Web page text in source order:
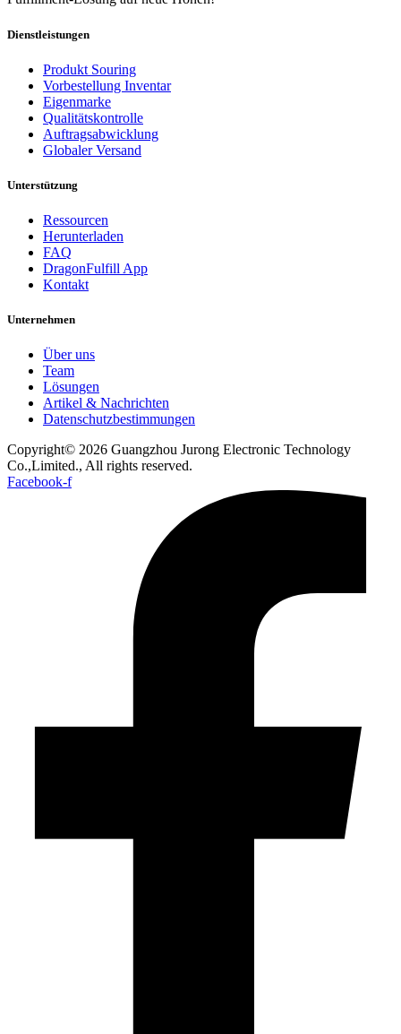
Dienstleistungen
Produkt Souring
Vorbestellung Inventar
Eigenmarke
Qualitätskontrolle
Auftragsabwicklung
Globaler Versand
Unterstützung
Ressourcen
Herunterladen
FAQ
DragonFulfill App
Kontakt
Unternehmen
Über uns
Team
Lösungen
Artikel & Nachrichten
Datenschutzbestimmungen
Copyright© 2026 Guangzhou Jurong Electronic Technology
Co.,Limited., All rights reserved.
Facebook-f